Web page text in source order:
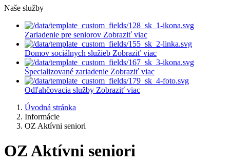
Naše služby
Zariadenie pre seniorov Zobraziť viac
Domov sociálnych služieb Zobraziť viac
Špecializované zariadenie Zobraziť viac
Odľahčovacia služby Zobraziť viac
Úvodná stránka
Informácie
OZ Aktívni seniori
OZ Aktívni seniori